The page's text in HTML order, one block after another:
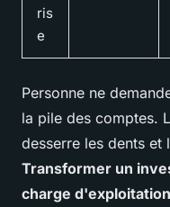
ris
e
Personne ne
la pile des comptes.
desserre les dents et
Transformer un
charge